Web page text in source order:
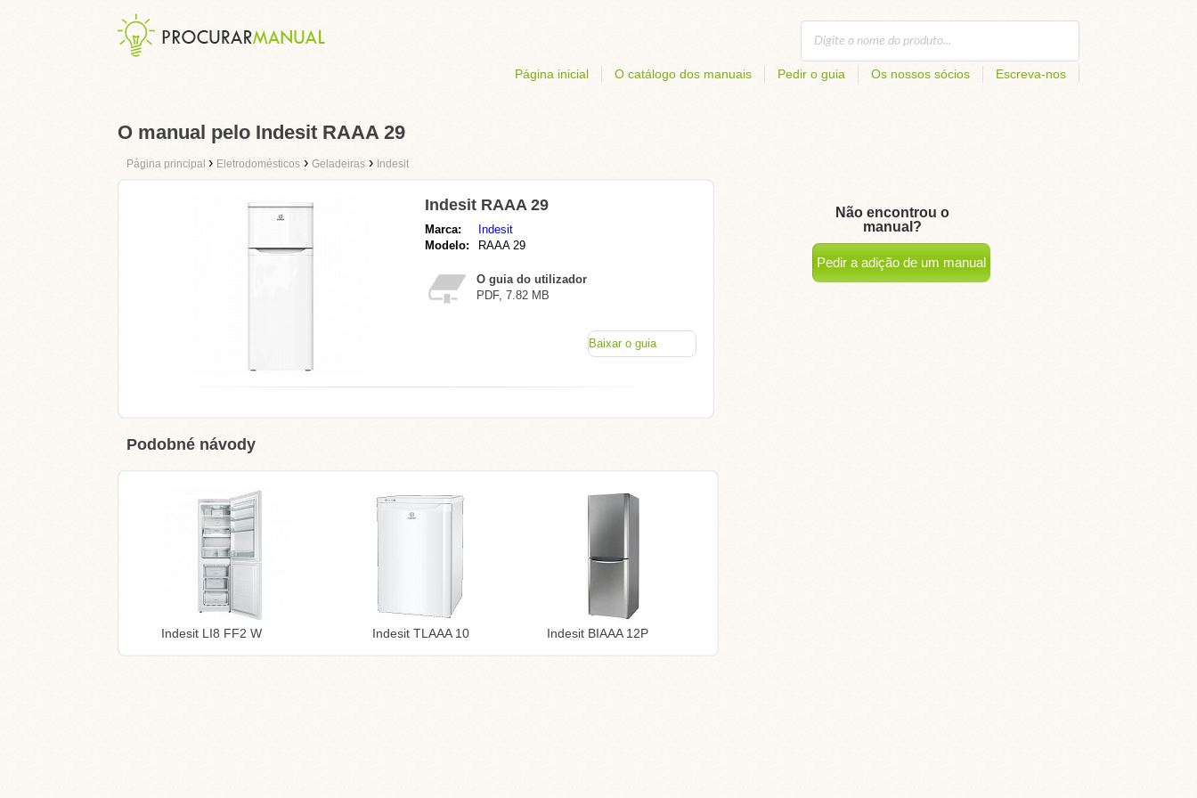
Página inicial O catálogo dos manuais Pedir o guia Os nossos sócios Escreva-nos
O manual pelo Indesit RAAA 29
Página principal › Eletrodomésticos › Geladeiras › Indesit
Indesit RAAA 29
Marca:
Indesit
Modelo:
RAAA 29
O guia do utilizador
PDF, 7.82 MB
Baixar o guia
Podobné návody
Indesit LI8 FF2 W Indesit TLAAA 10 Indesit BIAAA 12P
Não encontrou o
manual?
Pedir a adição de um manual